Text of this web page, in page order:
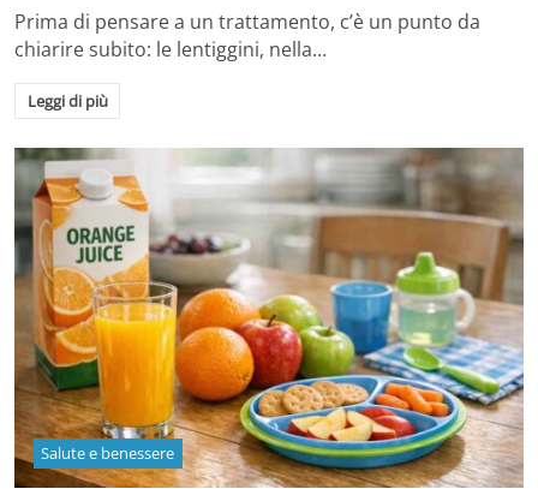
Prima di pensare a un trattamento, c’è un punto da
chiarire subito: le lentiggini, nella…
Leggi di più
Salute e benessere